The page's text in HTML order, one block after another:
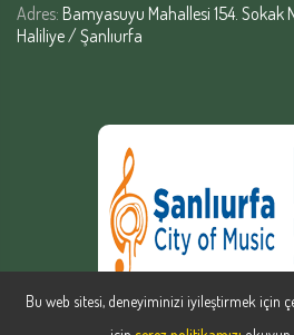
Adres: Bamyasuyu Mahallesi 154. Sokak
Haliliye / Şanlıurfa
Bu web sitesi, deneyiminizi iyileştirmek için